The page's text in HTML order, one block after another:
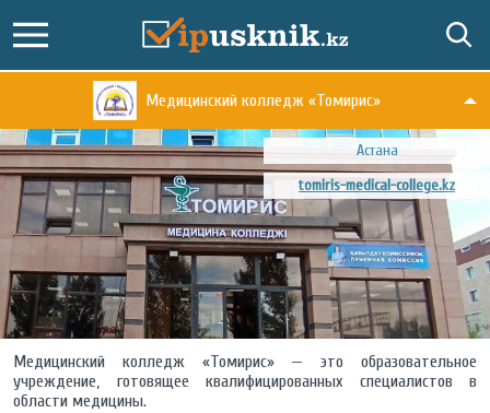
Медицинский колледж «Томирис»
Астана
tomiris-medical-college.kz
Медицинский колледж «Томирис» — это образовательное
учреждение, готовящее квалифицированных специалистов в
области медицины.